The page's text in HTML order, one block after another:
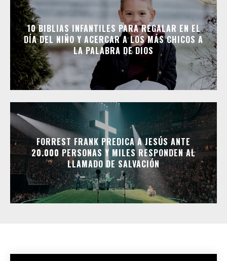
10 BIBLIAS INFANTILES PARA REGALAR EN EL
DÍA DEL NIÑO Y ACERCAR A LOS MÁS CHICOS A
LA PALABRA DE DIOS
FORREST FRANK PREDICA A JESÚS ANTE
20.000 PERSONAS Y MILES RESPONDEN AL
LLAMADO DE SALVACIÓN